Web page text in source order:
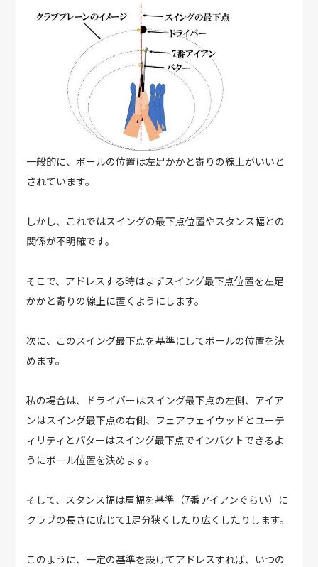
一般的に、ボールの位置は左足かかと寄りの線上がいいと
されています。
しかし、これではスイングの最下点位置やスタンス幅との
関係が不明確です。
そこで、アドレスする時はまずスイング最下点位置を左足
かかと寄りの線上に置くようにします。
次に、このスイング最下点を基準にしてボールの位置を決
めます。
私の場合は、ドライバーはスイング最下点の左側、アイア
ンはスイング最下点の右側、フェアウェイウッドとユーテ
ィリティとパターはスイング最下点でインパクトできるよ
うにボール位置を決めます。
そして、スタンス幅は肩幅を基準（7番アイアンぐらい）に
クラブの長さに応じて1足分狭くしたり広くしたりします。
このように、一定の基準を設けてアドレスすれば、いつの